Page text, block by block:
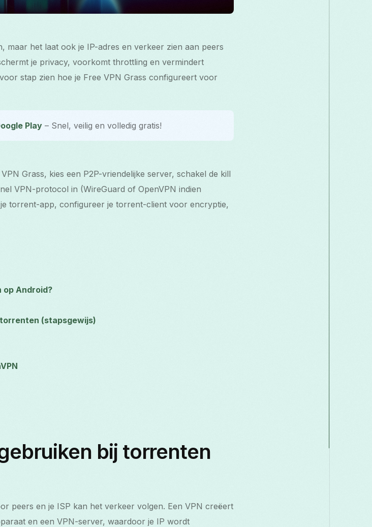
maar het laat ook je IP-adres en verkeer zien aan peers
je privacy, voorkomt throttling en vermindert
stap zien hoe je Free VPN Grass configureert voor
Play – Snel, veilig en volledig gratis!
Grass, kies een P2P-vriendelijke server, schakel de kill
VPN-protocol in (WireGuard of OpenVPN indien
torrent-app, configureer je torrent-client voor encryptie,
op Android?
(stapsgewijs)
bij torrenten
peers en je ISP kan het verkeer volgen. Een VPN creëert
en een VPN-server, waardoor je IP wordt